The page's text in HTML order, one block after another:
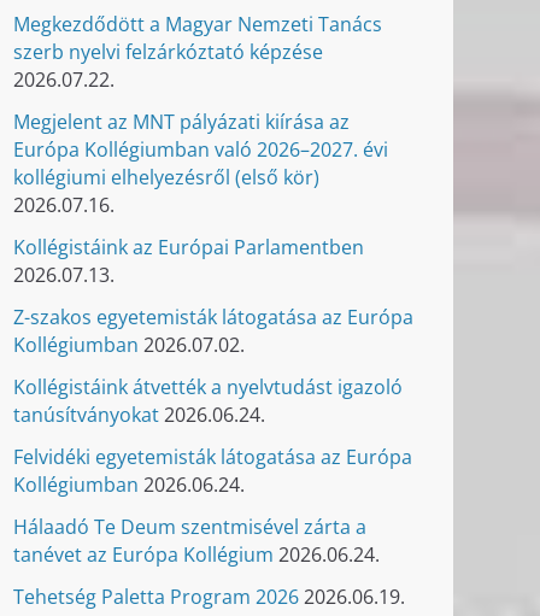
Megkezdődött a Magyar Nemzeti Tanács
szerb nyelvi felzárkóztató képzése
2026.07.22.
Megjelent az MNT pályázati kiírása az
Európa Kollégiumban való 2026–2027. évi
kollégiumi elhelyezésről (első kör)
2026.07.16.
Kollégistáink az Európai Parlamentben
2026.07.13.
Z-szakos egyetemisták látogatása az Európa
Kollégiumban 2026.07.02.
Kollégistáink átvették a nyelvtudást igazoló
tanúsítványokat2026.06.24.
Felvidéki egyetemisták látogatása az Európa
Kollégiumban 2026.06.24.
Hálaadó Te Deum szentmisével zárta a
tanévet az Európa Kollégium 2026.06.24.
Tehetség Paletta Program 20262026.06.19.